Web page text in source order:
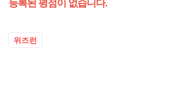
등록된 평점이 없습니다.
위즈런